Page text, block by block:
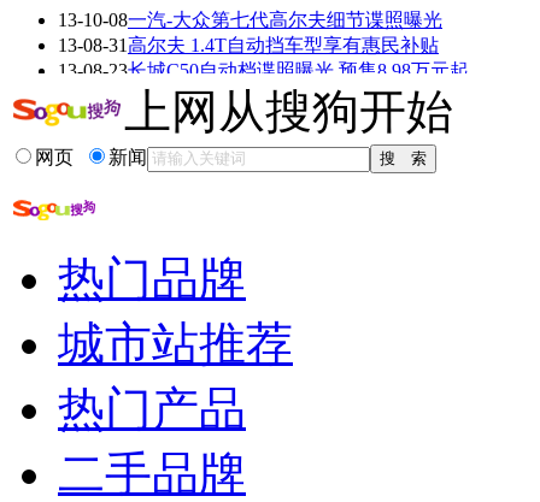
看赛车宝贝争奇斗
艳
车模美腿爆乳无惧
走光
13-10-08一汽-大众第七代高尔夫细节谍照曝光
13-08-31高尔夫 1.4T自动挡车型享有惠民补贴
13-08-23长城C50自动档谍照曝光 预售8.98万元起
13-07-27
高尔夫1 amp;#8226;6自动档油耗?
13-06-27
曝高尔夫6/7测试车谍照 或两代同堂销售
13-04-27曝改款昌河北斗星自动挡谍照 外形变圆润
相关推荐
广汽本田歌诗图缺点
歌诗图哪个颜色好看
歌诗图2013报价
歌诗图改装配件价格
歌诗图和迈腾哪个好
上网从搜狗开始
网页 新闻
热门品牌
城市站推荐
热门产品
二手品牌